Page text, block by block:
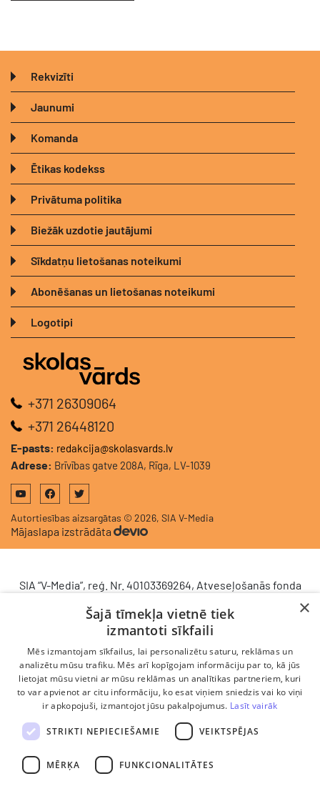
Rekvizīti
Jaunumi
Komanda
Ētikas kodekss
Privātuma politika
Biežāk uzdotie jautājumi
Sīkdatņu lietošanas noteikumi
Abonēšanas un lietošanas noteikumi
Logotipi
+371 26309064
+371 26448120
E-pasts: redakcija@skolasvards.lv
Adrese: Brīvības gatve 208A, Rīga, LV-1039
Autortiesības aizsargātas © 2026, SIA V-Media
Mājaslapa izstrādāta
SIA “V-Media”, reģ. Nr. 40103369264, Atveseļošanās fonda
komercdarbības procesu uzlabošanā - ieviesta klientu
attiecību pārvaldības sistēma (CRM). 2024. gada 16.
decembrī tika noslēgts līgums Nr. 9.2-17-L-2024/928 ar
Latvijas Investīciju un attīstības aģentūru par atbalsta
saņemšanu saskaņā ar Atveseļošanas un noturības
mehānisma plāna 2. komponenti “Digitālā transformācija”
(atbalsta pieteikuma Nr. DIGI/2024/1253). Projekta ietvaros
ieviesta klientu un darba procesu pārvaldības sistēma
Scoro, uzlabojot pārdošanas procesu, centralizējot klientu
datubāzi un darījumu plūsmu, kā arī nodrošinot pārskatāmu,
efektīvu pārdošanas nodaļas darbu un precīzāku rezultātu
×
Šajā tīmekļa vietnē tiek
izmantoti sīkfaili
Mēs izmantojam sīkfailus, lai personalizētu saturu, reklāmas un
analizētu mūsu trafiku. Mēs arī kopīgojam informāciju par to, kā jūs
lietojat mūsu vietni ar mūsu reklāmas un analītikas partneriem, kuri
to var apvienot ar citu informāciju, ko esat viņiem sniedzis vai ko viņi
ir apkopojuši, izmantojot jūsu pakalpojumus. Lasīt vairāk
STRIKTI NEPIECIEŠAMIE VEIKTSPĒJAS
MĒRĶA FUNKCIONALITĀTES